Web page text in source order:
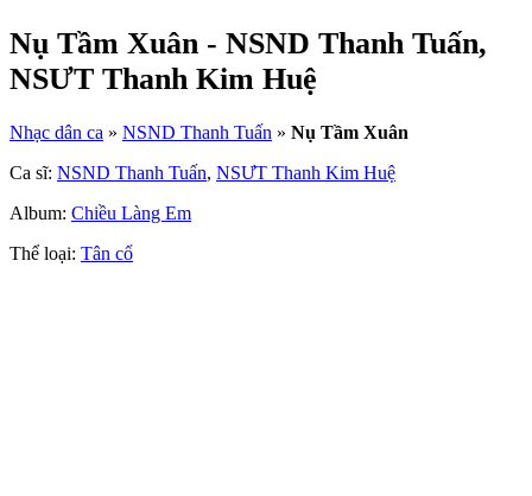
Nụ Tầm Xuân - NSND Thanh Tuấn,
NSƯT Thanh Kim Huệ
Nhạc dân ca » NSND Thanh Tuấn » Nụ Tầm Xuân
Ca sĩ: NSND Thanh Tuấn, NSƯT Thanh Kim Huệ
Album: Chiều Làng Em
Thể loại: Tân cổ